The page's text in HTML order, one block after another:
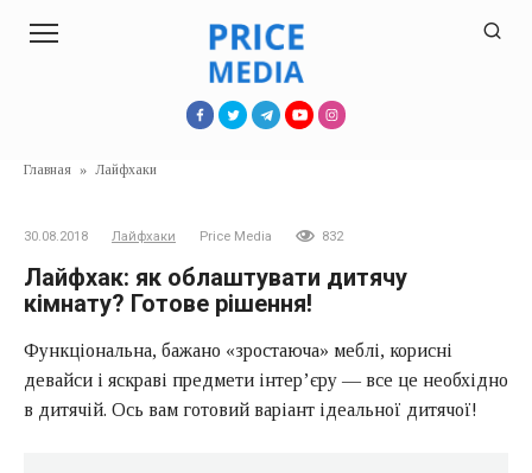
Главная » Лайфхаки
30.08.2018 Лайфхаки Price Media 832
Лайфхак: як облаштувати дитячу
кімнату? Готове рішення!
Функціональна, бажано «зростаюча» меблі, корисні
девайси і яскраві предмети інтер’єру — все це необхідно
в дитячій. Ось вам готовий варіант ідеальної дитячої!